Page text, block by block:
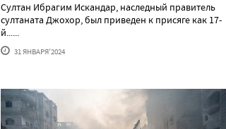
Султан Ибрагим Искандар, наследный правитель
султаната Джохор, был приведен к присяге как 17-
й......
31 ЯНВАРЯ'2024